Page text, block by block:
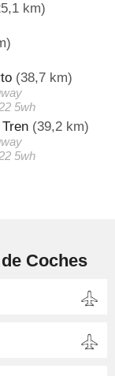
km)
(38,7 km)
5wh
(39,2 km)
5wh
Coches